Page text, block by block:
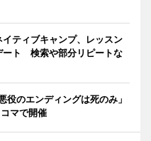
イティブキャンプ、レッスン
ート 検索や部分リピートな
のエンディングは死のみ」
マで開催